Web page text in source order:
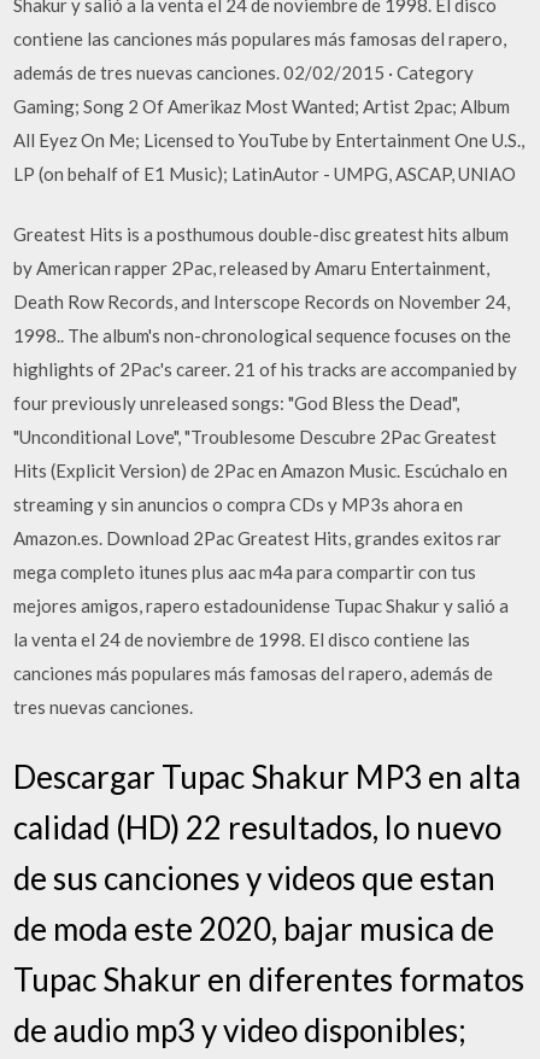
contiene las canciones más populares más famosas del rapero,
además de tres nuevas canciones. 02/02/2015 · Category
Gaming; Song 2 Of Amerikaz Most Wanted; Artist 2pac; Album
All Eyez On Me; Licensed to YouTube by Entertainment One U.S.,
LP (on behalf of E1 Music); LatinAutor - UMPG, ASCAP, UNIAO
Greatest Hits is a posthumous double-disc greatest hits album
by American rapper 2Pac, released by Amaru Entertainment,
Death Row Records, and Interscope Records on November 24,
1998.. The album's non-chronological sequence focuses on the
highlights of 2Pac's career. 21 of his tracks are accompanied by
four previously unreleased songs: "God Bless the Dead",
"Unconditional Love", "Troublesome Descubre 2Pac Greatest
Hits (Explicit Version) de 2Pac en Amazon Music. Escúchalo en
streaming y sin anuncios o compra CDs y MP3s ahora en
Amazon.es. Download 2Pac Greatest Hits, grandes exitos rar
mega completo itunes plus aac m4a para compartir con tus
mejores amigos, rapero estadounidense Tupac Shakur y salió a
la venta el 24 de noviembre de 1998. El disco contiene las
canciones más populares más famosas del rapero, además de
tres nuevas canciones.
Descargar Tupac Shakur MP3 en alta
calidad (HD) 22 resultados, lo nuevo
de sus canciones y videos que estan
de moda este 2020, bajar musica de
Tupac Shakur en diferentes formatos
de audio mp3 y video disponibles;